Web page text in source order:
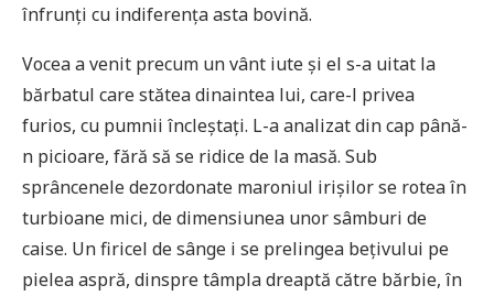
înfrunți cu indiferența asta bovină.
Vocea a venit precum un vânt iute și el s-a uitat la
bărbatul care stătea dinaintea lui, care-l privea
furios, cu pumnii încleștați. L-a analizat din cap până-
n picioare, fără să se ridice de la masă. Sub
sprâncenele dezordonate maroniul irișilor se rotea în
turbioane mici, de dimensiunea unor sâmburi de
caise. Un firicel de sânge i se prelingea bețivului pe
pielea aspră, dinspre tâmpla dreaptă către bărbie, în